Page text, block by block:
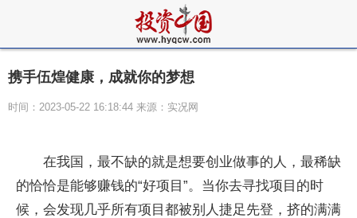
携手伍煌健康，成就你的梦想
时间：2023-05-22 16:18:44 来源：实况网
在我国，最不缺的就是想要创业做事的人，最稀缺
的恰恰是能够赚钱的“好项目”。当你去寻找项目的时
候，会发现几乎所有项目都被别人捷足先登，挤的满满